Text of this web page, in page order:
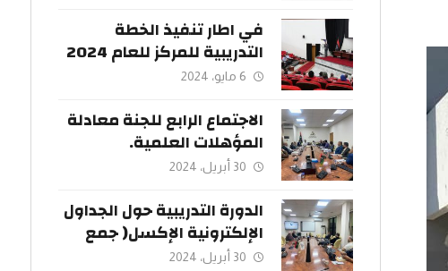
في اطار تنفيذ الخطة
التدريبية للمركز للعام 2024
وباستضافة كريمة من
6 مايو، 2024
الاجتماع الرابع للجنة معادلة
المؤهلات العلمية.
30 أبريل، 2024
الدورة التدريبية حول الجداول
الإلكترونية الإكسل( جمع
البيانات).
30 أبريل، 2024